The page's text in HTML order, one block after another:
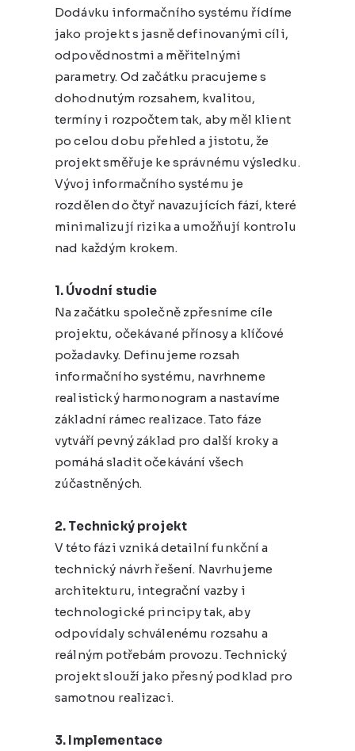
Dodávku informačního systému řídíme
jako projekt s jasně definovanými cíli,
odpovědnostmi a měřitelnými
parametry. Od začátku pracujeme s
dohodnutým rozsahem, kvalitou,
termíny i rozpočtem tak, aby měl klient
po celou dobu přehled a jistotu, že
projekt směřuje ke správnému výsledku.
Vývoj informačního systému je
rozdělen do čtyř navazujících fází, které
minimalizují rizika a umožňují kontrolu
nad každým krokem.
1. Úvodní studie
Na začátku společně zpřesníme cíle
projektu, očekávané přínosy a klíčové
požadavky. Definujeme rozsah
informačního systému, navrhneme
realistický harmonogram a nastavíme
základní rámec realizace. Tato fáze
vytváří pevný základ pro další kroky a
pomáhá sladit očekávání všech
zúčastněných.
2. Technický projekt
V této fázi vzniká detailní funkční a
technický návrh řešení. Navrhujeme
architekturu, integrační vazby i
technologické principy tak, aby
odpovídaly schválenému rozsahu a
reálným potřebám provozu. Technický
projekt slouží jako přesný podklad pro
samotnou realizaci.
3. Implementace